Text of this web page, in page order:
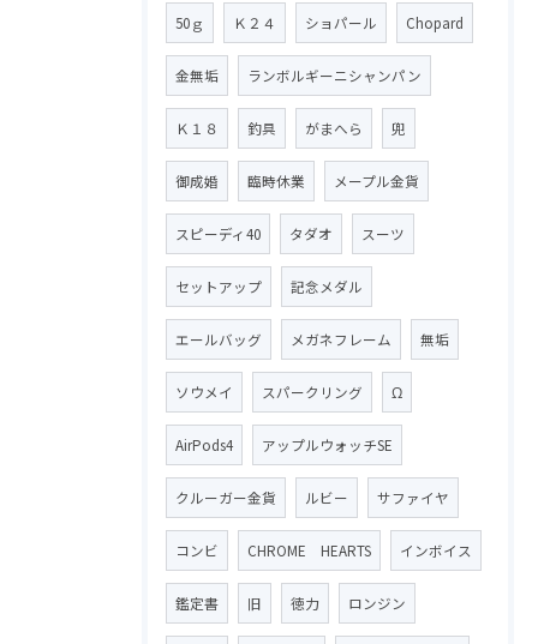
50ｇ Ｋ２４ ショパール Chopard
金無垢 ランボルギーニシャンパン
Ｋ１８ 釣具 がまへら 兜
御成婚 臨時休業 メープル金貨
スピーディ40 タダオ スーツ
セットアップ 記念メダル
エールバッグ メガネフレーム 無垢
ソウメイ スパークリング Ω
AirPods4 アップルウォッチSE
クルーガー金貨 ルビー サファイヤ
コンビ CHROME HEARTS インボイス
鑑定書 旧 徳力 ロンジン